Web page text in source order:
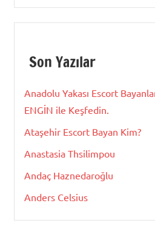
Son Yazılar
Anadolu Yakası Escort
ENGİN ile Keşfedin.
Ataşehir Escort Bayan Kim?
Anastasia Thsilimpou
Andaç Haznedaroğlu
Anders Celsius